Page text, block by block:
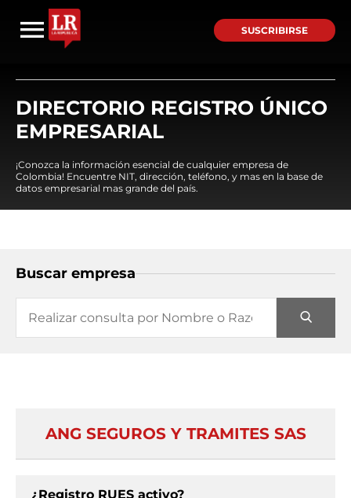
SUSCRIBIRSE
DIRECTORIO REGISTRO ÚNICO
EMPRESARIAL
¡Conozca la información esencial de cualquier empresa de
Colombia! Encuentre NIT, dirección, teléfono, y mas en la base de
datos empresarial mas grande del país.
Buscar empresa
ANG SEGUROS Y TRAMITES SAS
¿Registro RUES activo?